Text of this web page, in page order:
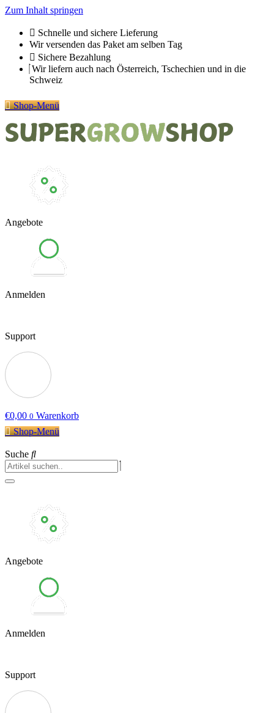
Zum Inhalt springen
Schnelle und sichere Lieferung
Wir versenden das Paket am selben Tag
Sichere Bezahlung
Wir liefern auch nach Österreich, Tschechien und in die
Schweiz
Shop-Menü
Angebote
Anmelden
Support
€0,00 0 Warenkorb
Shop-Menü
Suche
Angebote
Anmelden
Support